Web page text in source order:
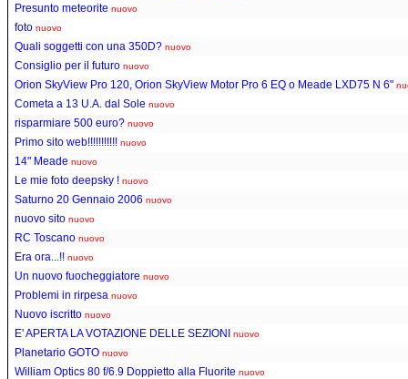
Presunto meteorite nuovo
foto nuovo
Quali soggetti con una 350D? nuovo
Consiglio per il futuro nuovo
Orion SkyView Pro 120, Orion SkyView Motor Pro 6 EQ o Meade LXD75 N 6"
Cometa a 13 U.A. dal Sole nuovo
risparmiare 500 euro? nuovo
Primo sito web!!!!!!!!!!! nuovo
14" Meade nuovo
Le mie foto deepsky ! nuovo
Saturno 20 Gennaio 2006 nuovo
nuovo sito nuovo
RC Toscano nuovo
Era ora...!! nuovo
Un nuovo fuocheggiatore nuovo
Problemi in rirpesa nuovo
Nuovo iscritto nuovo
E' APERTA LA VOTAZIONE DELLE SEZIONI nuovo
Planetario GOTO nuovo
William Optics 80 f/6.9 Doppietto alla Fluorite nuovo